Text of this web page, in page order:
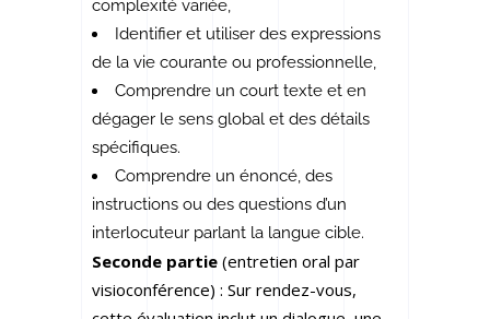
complexité variée,
Identifier et utiliser des expressions
de la vie courante ou professionnelle,
Comprendre un court texte et en
dégager le sens global et des détails
spécifiques.
Comprendre un énoncé, des
instructions ou des questions d’un
interlocuteur parlant la langue cible.
Seconde partie (entretien oral par
visioconférence) : Sur rendez-vous,